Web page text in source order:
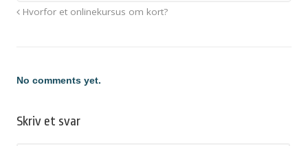
Hvorfor et onlinekursus om kort?
No comments yet.
Skriv et svar